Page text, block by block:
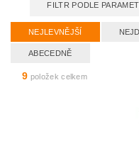
FILTR PODLE
NEJLEVNĚJŠÍ
ABECEDNĚ
9 položek celkem